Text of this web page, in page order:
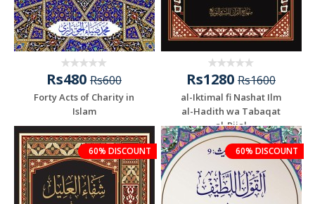
Rs480 Rs600
Forty Acts of Charity in
Islam
Rs1280 Rs1600
al-Iktimal fi Nashat Ilm
al-Hadith wa Tabaqat
al-Rijal
60% DISCOUNT 60% DISCOUNT